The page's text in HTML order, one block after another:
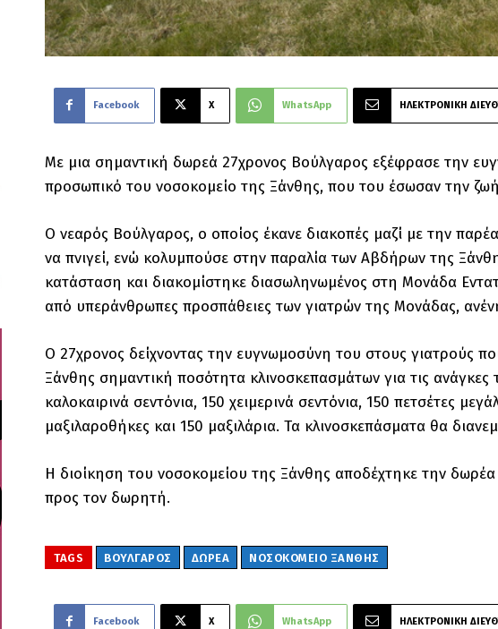
Facebook X WhatsApp ΗΛΕΚΤΡΟΝΙΚΗ
Με μια σημαντική δωρεά 27χρονος Βούλγαρος εξέφρασε την
προσωπικό του νοσοκομείο της Ξάνθης, που του έσωσαν την
Ο νεαρός Βούλγαρος, ο οποίος έκανε διακοπές μαζί με την
να πνιγεί, ενώ κολυμπούσε στην παραλία των Αβδήρων της
κατάσταση και διακομίστηκε διασωληνωμένος στη Μονάδα
από υπεράνθρωπες προσπάθειες των γιατρών της Μονάδας,
Ο 27χρονος δείχνοντας την ευγνωμοσύνη του στους γιατρούς
Ξάνθης σημαντική ποσότητα κλινοσκεπασμάτων για τις
καλοκαιρινά σεντόνια, 150 χειμερινά σεντόνια, 150 πετσέτες
μαξιλαροθήκες και 150 μαξιλάρια. Τα κλινοσκεπάσματα θα
Η διοίκηση του νοσοκομείου της Ξάνθης αποδέχτηκε την δωρέα
προς τον δωρητή.
TAGS ΒΟΎΛΓΑΡΟΣ ΔΩΡΕΆ ΝΟΣΟΚΟΜΕΊΟ ΞΆΝΘΗΣ
Facebook X WhatsApp ΗΛΕΚΤΡΟΝΙΚΗ